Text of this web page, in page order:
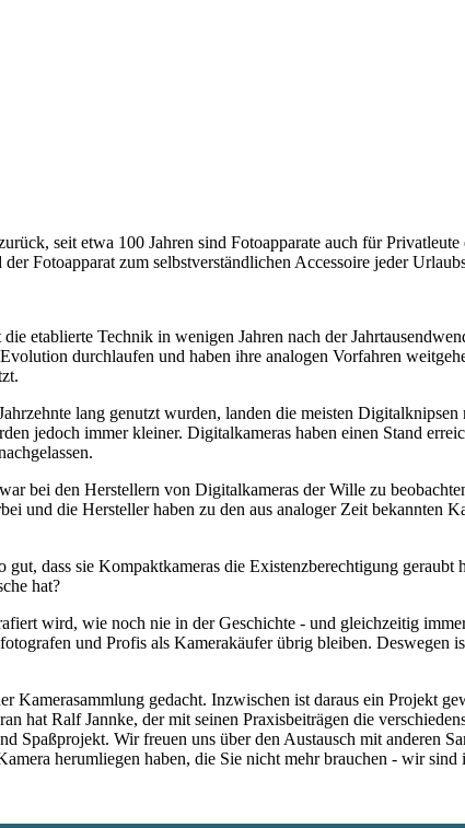
seit etwa 100 Jahren sind Fotoapparate auch für
Fotoapparat zum selbstverständlichen Accessoire jeder
etablierte Technik in wenigen Jahren nach der
durchlaufen und haben ihre analogen Vorfahren
lang genutzt wurden, landen die meisten
jedoch immer kleiner. Digitalkameras haben einen Stand
bei den Herstellern von Digitalkameras der Wille zu
und die Hersteller haben zu den aus analoger Zeit bekannten
dass sie Kompaktkameras die Existenzberechtigung
hat?
wird, wie noch nie in der Geschichte - und gleichzeitig
und Profis als Kamerakäufer übrig bleiben.
Kamerasammlung gedacht. Inzwischen ist daraus ein Projekt
hat Ralf Jannke, der mit seinen Praxisbeiträgen die
Spaßprojekt. Wir freuen uns über den Austausch mit anderen
herumliegen haben, die Sie nicht mehr brauchen - wir